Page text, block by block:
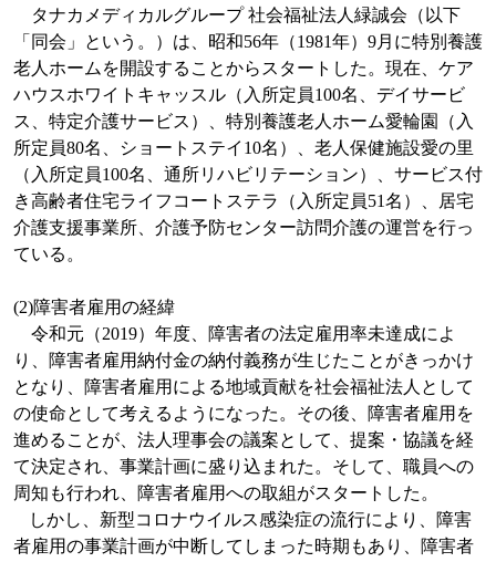
タナカメディカルグループ 社会福祉法人緑誠会（以下
「同会」という。）は、昭和56年（1981年） 9月に特別養護
老人ホームを開設することからスタートした。現在、ケア
ハウスホワイトキャッスル（入所定員100名、デイサービ
ス、特定介護サービス）、特別養護老人ホーム愛輪園（入
所定員80名、ショートステイ 10名）、老人保健施設愛の里
（入所定員100名、通所リハビリテーション）、サービス付
き高齢者住宅ライフコートステラ（入所定員51名）、居宅
介護支援事業所、介護予防センター訪問介護の運営を行っ
ている。
(2)障害者雇用の経緯
令和元（2019）年度、障害者の法定雇用率未達成によ
り、障害者雇用納付金の納付義務が生じたことがきっかけ
となり、障害者雇用による地域貢献を社会福祉法人として
の使命として考えるようになった。その後、障害者雇用を
進めることが、法人理事会の議案として、提案・協議を経
て決定され、事業計画に盛り込まれた。そして、職員への
周知も行われ、障害者雇用への取組がスタートした。
しかし、新型コロナウイルス感染症の流行により、障害
者雇用の事業計画が中断してしまった時期もあり、障害者